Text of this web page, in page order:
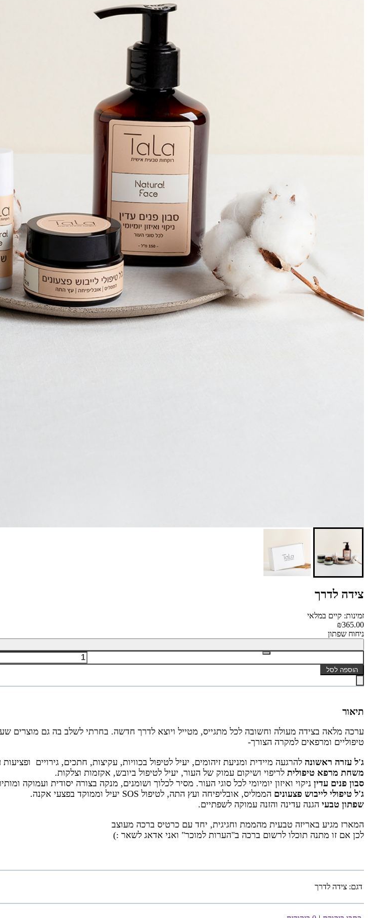
צידה לדרך
זמינות: קיים במלאי
₪365.00
ניחוח שפתון
הוספה לסל
תיאור
ערכה מלאה בצידה מעולה וחשובה לכל מתגייס, מטייל ויוצא לדרך חדשה. בחרתי לשלב בה גם מוצרים
טיפוליים ומרפאים למקרה הצורך-
ג'ל עזרה ראשונה להרגעה מיידית ומניעת זיהומים, יעיל לטיפול בכוויות, עקיצות, חתכים, גירויים
משחת מרפא טיפולית לריפוי ושיקום עמוק של העור, יעיל לטיפול ביובש, אקזמות וצלקות.
סבון פנים עדין ניקוי ואיזון יומיומי לכל סוגי העור. מסיר לכלוך ושומנים, מנקה בצורה יסודית ועמוקה
ג'ל טיפולי לייבוש פצעונים הממליס, אובליפיחה ועץ התה, לטיפול SOS יעיל וממוקד בפצעי אקנה.
שפתון טבעי הגנה עדינה והזנה עמוקה לשפתיים.
המארז מגיע באריזה טבעית מהממת וחגיגית, יחד עם כרטיס ברכה מעוצב
לכן אם זו מתנה תוכלו לרשום ברכה ב"הערות למוכר" ואני אדאג לשאר :)
דגם: צידה לדרך